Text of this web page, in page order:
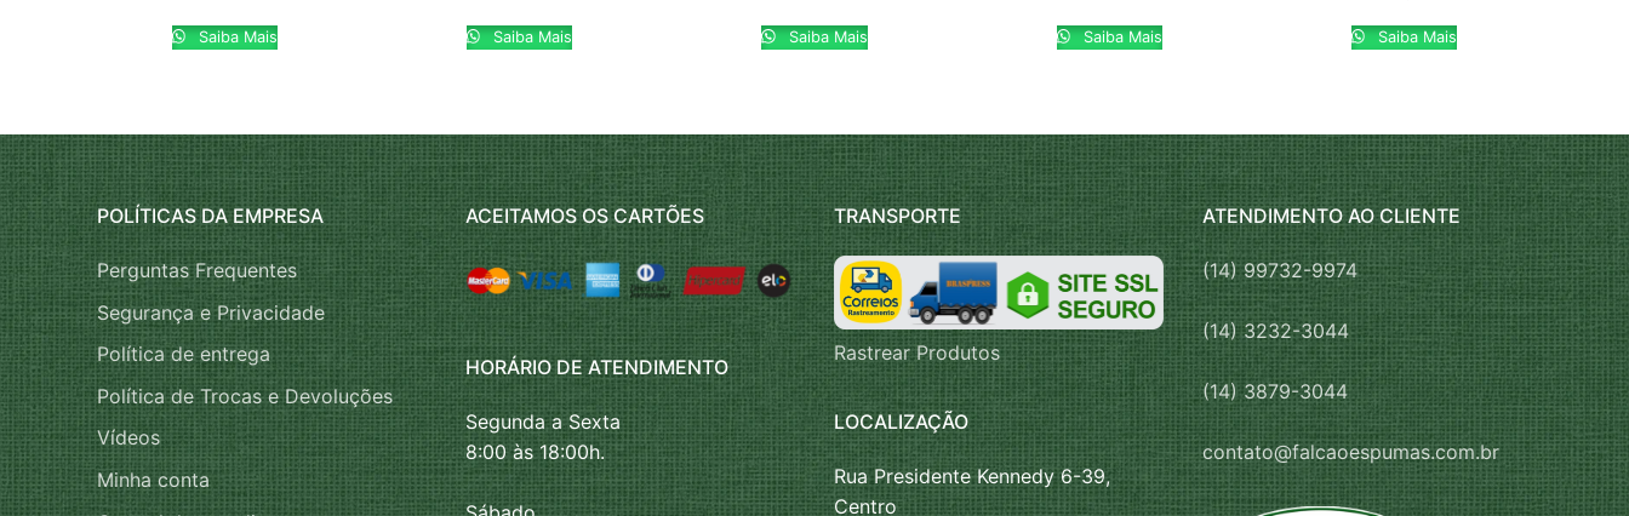
Saiba Mais Saiba Mais Saiba Mais Saiba Mais Saiba Mais
POLÍTICAS DA EMPRESA
Perguntas Frequentes
Segurança e Privacidade
Política de entrega
Política de Trocas e Devoluções
Vídeos
Minha conta
ACEITAMOS OS CARTÕES
HORÁRIO DE ATENDIMENTO
Segunda a Sexta
8:00 às 18:00h.
TRANSPORTE
Rastrear Produtos
LOCALIZAÇÃO
Rua Presidente Kennedy 6-39,
Centro
ATENDIMENTO AO CLIENTE
(14) 99732-9974
(14) 3232-3044
(14) 3879-3044
contato@falcaoespumas.com.br